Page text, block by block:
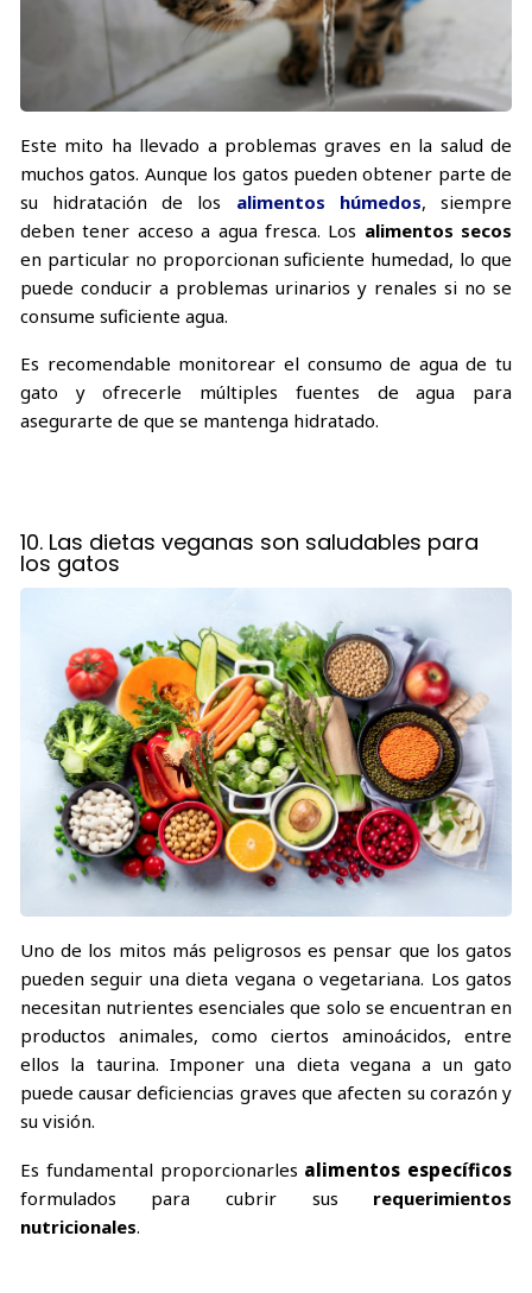
Este mito ha llevado a problemas graves en la salud de
muchos gatos. Aunque los gatos pueden obtener parte de
su hidratación de los alimentos húmedos, siempre
deben tener acceso a agua fresca. Los alimentos secos
en particular no proporcionan suficiente humedad, lo que
puede conducir a problemas urinarios y renales si no se
consume suficiente agua.
Es recomendable monitorear el consumo de agua de tu
gato y ofrecerle múltiples fuentes de agua para
asegurarte de que se mantenga hidratado.
10. Las dietas veganas son saludables para
los gatos
Uno de los mitos más peligrosos es pensar que los gatos
pueden seguir una dieta vegana o vegetariana. Los gatos
necesitan nutrientes esenciales que solo se encuentran en
productos animales, como ciertos aminoácidos, entre
ellos la taurina. Imponer una dieta vegana a un gato
puede causar deficiencias graves que afecten su corazón y
su visión.
Es fundamental proporcionarles alimentos específicos
formulados para cubrir sus requerimientos
nutricionales.